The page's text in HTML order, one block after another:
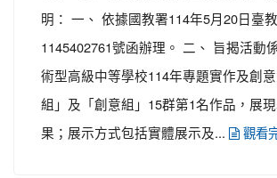
明： 一、 依據國教署114年5月20日臺
1145402761號函辦理。 二、 旨揭活動
術型高級中等學校114年專題實作及創
組」及「創意組」15群第1名作品，展
果；展示方式包括實體展示及...
觀看